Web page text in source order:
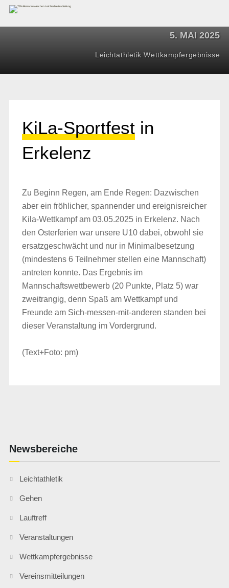
5. MAI 2025
Leichtathletik Wettkampfergebnisse
KiLa-Sportfestin
Erkelenz
Zu Beginn Regen, am Ende Regen: Dazwischen
aber ein fröhlicher, spannender und ereignisreicher
Kila-Wettkampf am 03.05.2025 in Erkelenz. Nach
den Osterferien war unsere U10 dabei, obwohl sie
ersatzgeschwächt und nur in Minimalbesetzung
(mindestens 6 Teilnehmer stellen eine Mannschaft)
antreten konnte. Das Ergebnis im
Mannschaftswettbewerb (20 Punkte, Platz 5) war
zweitrangig, denn Spaß am Wettkampf und
Freunde am Sich-messen-mit-anderen standen bei
dieser Veranstaltung im Vordergrund.
(Text+Foto: pm)
Newsbereiche
Leichtathletik
Gehen
Lauftreff
Veranstaltungen
Wettkampfergebnisse
Vereinsmitteilungen